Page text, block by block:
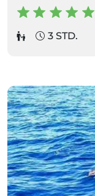
3 STD.